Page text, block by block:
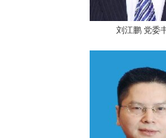
刘江鹏 党委